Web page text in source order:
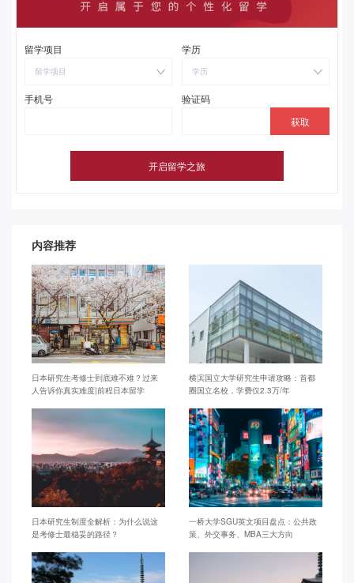
留学项目
留学项目
学历
学历
手机号 验证码
内容推荐
日本研究生考修士到底难不难？过来
人告诉你真实难度|前程日本留学
横滨国立大学研究生申请攻略：首都
圈国立名校，学费仅2.3万/年
日本研究生制度全解析：为什么说这
是考修士最稳妥的路径？
一桥大学SGU英文项目盘点：公共政
策、外交事务、MBA三大方向